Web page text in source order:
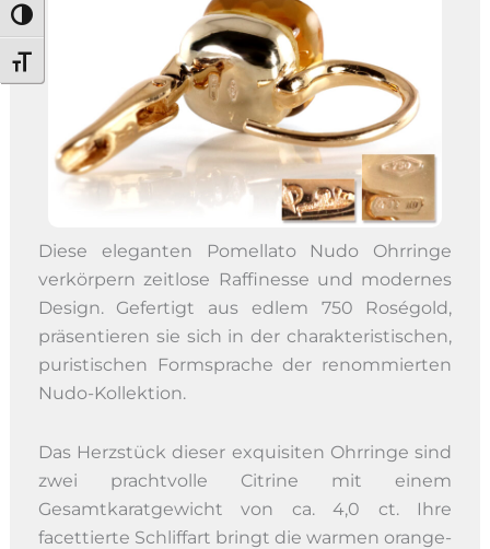
Umschalten auf hohe Kontraste
Schrift vergrößern
Diese eleganten Pomellato Nudo Ohrringe
verkörpern zeitlose Raffinesse und modernes
Design. Gefertigt aus edlem 750 Roségold,
präsentieren sie sich in der charakteristischen,
puristischen Formsprache der renommierten
Nudo-Kollektion.
Das Herzstück dieser exquisiten Ohrringe sind
zwei prachtvolle Citrine mit einem
Gesamtkaratgewicht von ca. 4,0 ct. Ihre
facettierte Schliffart bringt die warmen orange-